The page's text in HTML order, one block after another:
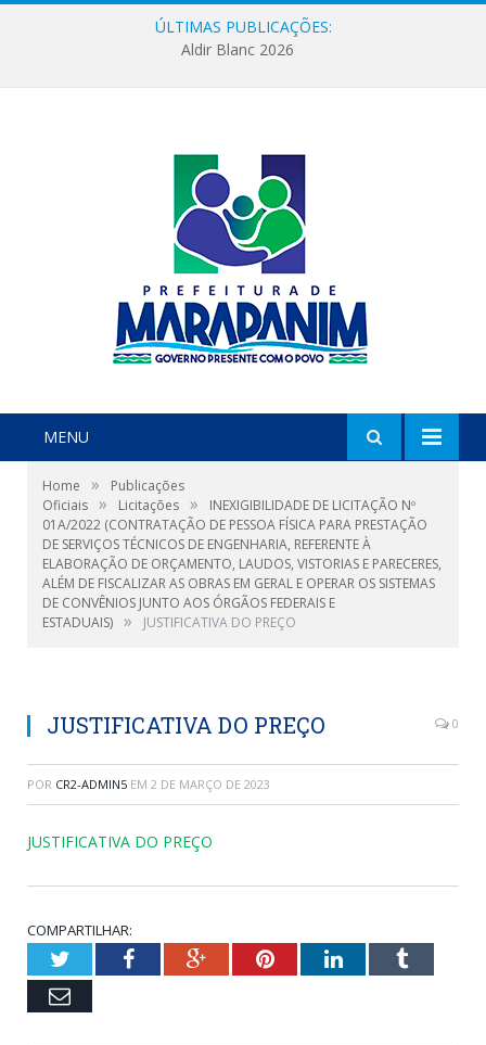
ÚLTIMAS PUBLICAÇÕES:
Aldir Blanc 2026
MENU
Home »
Publicações
Oficiais » Licitações »
INEXIGIBILIDADE DE LICITAÇÃO Nº
01A/2022 (CONTRATAÇÃO DE PESSOA FÍSICA PARA PRESTAÇÃO
DE SERVIÇOS TÉCNICOS DE ENGENHARIA, REFERENTE À
ELABORAÇÃO DE ORÇAMENTO, LAUDOS, VISTORIAS E PARECERES,
ALÉM DE FISCALIZAR AS OBRAS EM GERAL E OPERAR OS SISTEMAS
DE CONVÊNIOS JUNTO AOS ÓRGÃOS FEDERAIS E
ESTADUAIS) » JUSTIFICATIVA DO PREÇO
JUSTIFICATIVA DO PREÇO 0
POR CR2-ADMIN5 EM 2 DE MARÇO DE 2023
JUSTIFICATIVA DO PREÇO
COMPARTILHAR:
TwitterFacebookGoogle+PinterestLinkedInTumblr
Email